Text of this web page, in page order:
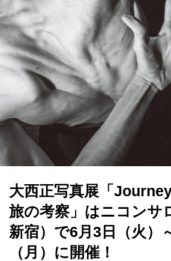
大西正写真展「
旅の考察」はニコンサ
新宿）で6月3日（火）
（月）に開催！